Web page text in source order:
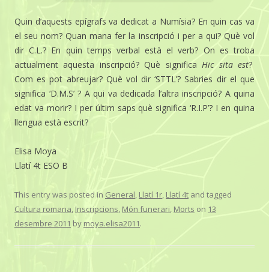
Quin d’aquests epígrafs va dedicat a Numísia? En quin cas va
el seu nom? Quan mana fer la inscripció i per a qui? Què vol
dir C.L.? En quin temps verbal està el verb? On es troba
actualment aquesta inscripció? Què significa Hic sita est?
Com es pot abreujar? Què vol dir ‘STTL’? Sabries dir el que
significa ‘D.M.S’ ? A qui va dedicada l’altra inscripció? A quina
edat va morir? I per últim saps què significa ‘R.I.P’? I en quina
llengua està escrit?
Elisa Moya
Llatí 4t ESO B
This entry was posted in General, Llatí 1r, Llatí 4t and tagged
Cultura romana,Inscripcions, Món funerari, Morts on 13
desembre 2011 by moya.elisa2011.